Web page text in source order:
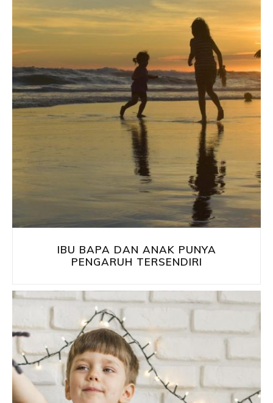
IBU BAPA DAN ANAK PUNYA
PENGARUH TERSENDIRI